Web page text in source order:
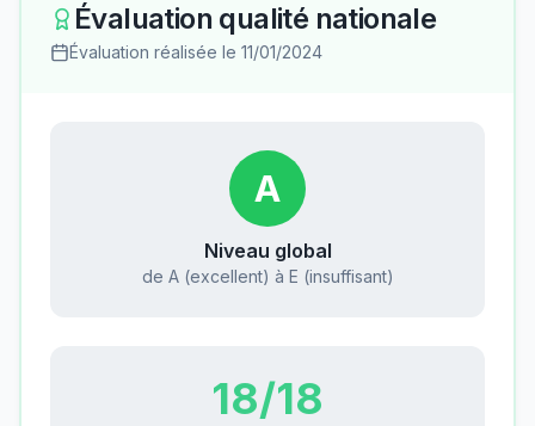
Évaluation qualité nationale
Évaluation réalisée le 11/01/2024
A
Niveau global
de A (excellent) à E (insuffisant)
18/18